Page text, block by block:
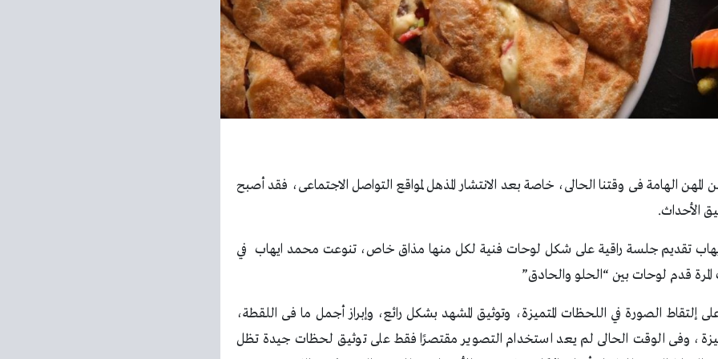
الهامة فى وقتنا الحالى، خاصة بعد الانتشار المذهل لمواقع التواصل الاجتماعى، فقد أصبح
الأحداث.
تقديم جلسة راقية على شكل لوحات فنية لكل منها مذاق خاص، تنوعت محمد ايهاب في
قدم لوحات بين “الحلو والحادق”
إلتقاط الصورة في اللحظات المتميزة، وتوثيق المشهد بشكل رائع، وإبراز أجمل ما فى اللقطة،
وفى الوقت الحالى لم يعد استخدام التصوير مقتصرًا فقط على توثيق لحظات جيدة تظل